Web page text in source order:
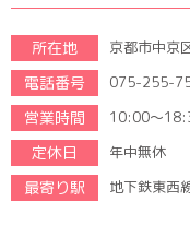
所在地 京都市中京
電話番号 075-255-
営業時間 10:00～
定休日 年中無休
最寄り駅 地下鉄東西